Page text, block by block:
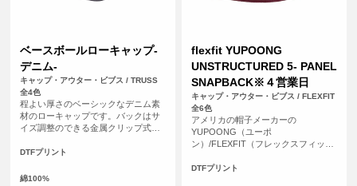
ベースボールローキャップ-
デニム-
キャップ・アウター・ビブス / TRUSS
全4色
程よい厚さのベーシックなデニム素
材のローキャップです。バックはサ
イズ調整のできる金属クリップ式の
ズ感も幅広くご使用いただけます！
DTFプリント
綿100%
flexfit YUPOONG
UNSTRUCTURED 5- PANEL
SNAPBACK※４営業日
キャップ・アウター・ビブス / FLEXFIT
全6色
アメリカの帽子メーカーの
YUPOONG（ユーポ
ン）/FLEXFIT（フレックスフィッ
す。芯なしの5パネルでバイザーはフ
DTFプリント